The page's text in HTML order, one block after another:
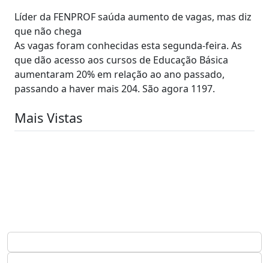
Líder da FENPROF saúda aumento de vagas, mas diz
que não chega
As vagas foram conhecidas esta segunda-feira. As
que dão acesso aos cursos de Educação Básica
aumentaram 20% em relação ao ano passado,
passando a haver mais 204. São agora 1197.
Mais Vistas